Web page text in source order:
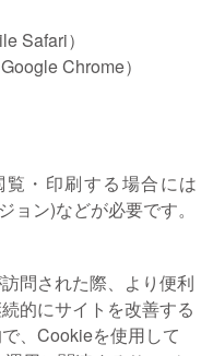
Safari）
Chrome）
・印刷する場合には
ン)などが必要です。
問された際、より便利
的にサイトを改善する
、Cookieを使用して